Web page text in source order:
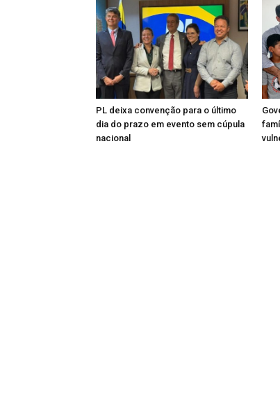
PL deixa convenção para o último
dia do prazo em evento sem cúpula
nacional